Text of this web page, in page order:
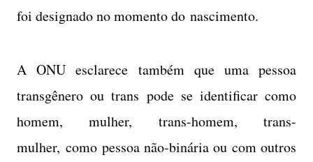
foi designado no momento do nascimento.
A ONU esclarece também que uma pessoa
transgênero ou trans pode se identificar como
homem, mulher, trans-homem, trans-
mulher, como pessoa não-binária ou com outros